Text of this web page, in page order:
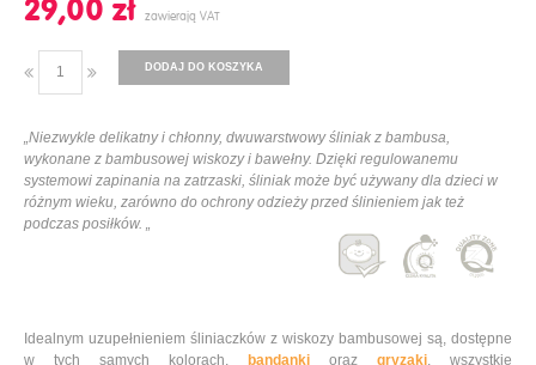
29,00 ‎zł
DODAJ DO KOSZYKA
„Niezwykle delikatny i chłonny, dwuwarstwowy śliniak z bambusa,
wykonane z bambusowej wiskozy i bawełny. Dzięki regulowanemu
systemowi zapinania na zatrzaski, śliniak może być używany dla dzieci w
różnym wieku, zarówno do ochrony odzieży przed ślinieniem jak też
podczas posiłków. „
Idealnym uzupełnieniem śliniaczków z wiskozy bambusowej są, dostępne
w tych samych kolorach, bandanki oraz gryzaki , wszystkie